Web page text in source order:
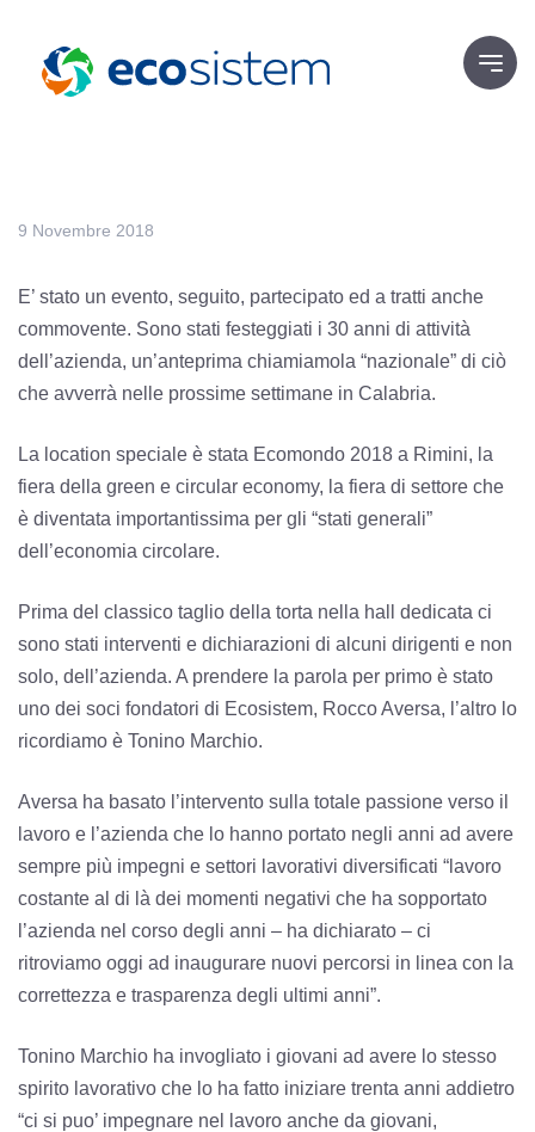
9 Novembre 2018
E’ stato un evento, seguito, partecipato ed a tratti anche
commovente. Sono stati festeggiati i 30 anni di attività
dell’azienda, un’anteprima chiamiamola “nazionale” di ciò
che avverrà nelle prossime settimane in Calabria.
La location speciale è stata Ecomondo 2018 a Rimini, la
fiera della green e circular economy, la fiera di settore che
è diventata importantissima per gli “stati generali”
dell’economia circolare.
Prima del classico taglio della torta nella hall dedicata ci
sono stati interventi e dichiarazioni di alcuni dirigenti e non
solo, dell’azienda. A prendere la parola per primo è stato
uno dei soci fondatori di Ecosistem, Rocco Aversa, l’altro lo
ricordiamo è Tonino Marchio.
Aversa ha basato l’intervento sulla totale passione verso il
lavoro e l’azienda che lo hanno portato negli anni ad avere
sempre più impegni e settori lavorativi diversificati “lavoro
costante al di là dei momenti negativi che ha sopportato
l’azienda nel corso degli anni – ha dichiarato – ci
ritroviamo oggi ad inaugurare nuovi percorsi in linea con la
correttezza e trasparenza degli ultimi anni”.
Tonino Marchio ha invogliato i giovani ad avere lo stesso
spirito lavorativo che lo ha fatto iniziare trenta anni addietro
“ci si puo’ impegnare nel lavoro anche da giovani,